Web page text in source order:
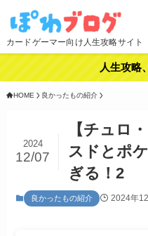
カードゲーマー向け人生攻略サイト
人生攻略
HOME 良かったもの紹介
【チュロ
スドとポ
ぎる！2
2024
12/07
良かったもの紹介 2024年